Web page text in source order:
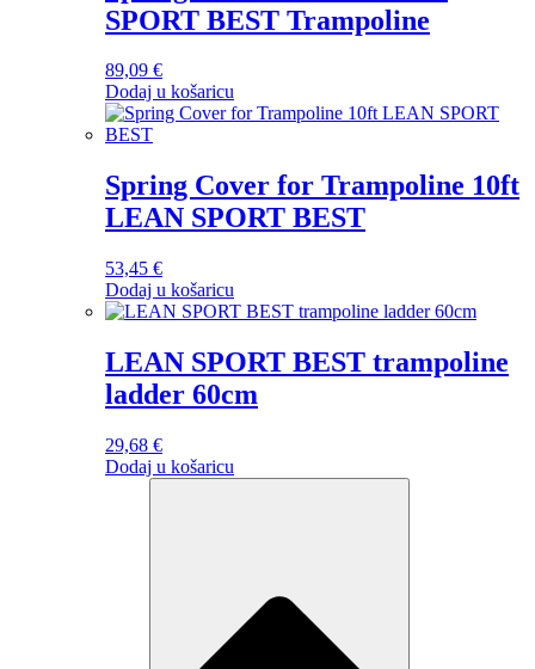
SPORT BEST Trampoline
89,09 €
Dodaj u košaricu
Spring Cover for Trampoline 10ft
LEAN SPORT BEST
53,45 €
Dodaj u košaricu
LEAN SPORT BEST trampoline
ladder 60cm
29,68 €
Dodaj u košaricu